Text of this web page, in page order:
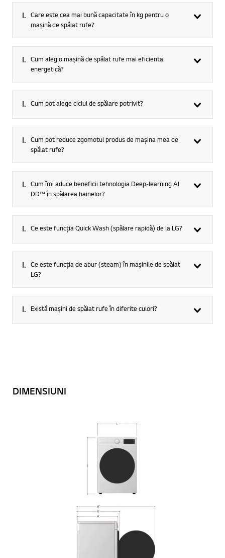
I. Care este cea mai bună capacitate în kg pentru o
mașină de spălat rufe?
I. Cum aleg o mașină de spălat rufe mai eficienta
energetică?
I. Cum pot alege ciclul de spălare potrivit?
I. Cum pot reduce zgomotul produs de mașina mea de
spălat rufe?
I. Cum îmi aduce beneficii tehnologia Deep-learning AI
DD™ în spălarea hainelor?
I. Ce este funcția Quick Wash (spălare rapidă) de la LG?
I. Ce este funcția de abur (steam) în mașinile de spălat
LG?
I. Există mașini de spălat rufe în diferite culori?
DIMENSIUNI